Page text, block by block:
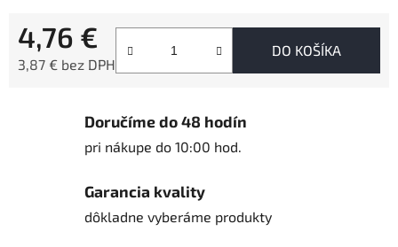
4,76 €
3,87 € bez DPH
DO KOŠÍKA
Doručíme do 48 hodín
pri nákupe do 10:00 hod.
Garancia kvality
dôkladne vyberáme produkty